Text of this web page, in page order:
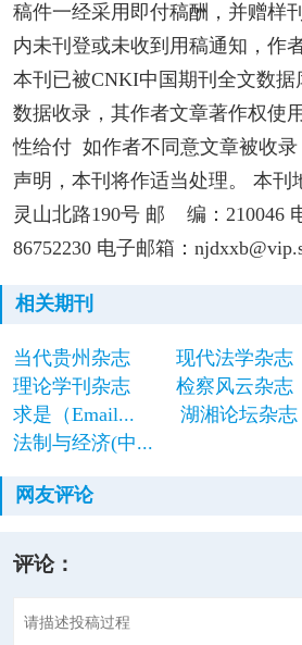
稿件一经采用即付稿酬，并赠样
内未刊登或未收到用稿通知，作
本刊已被CNKI中国期刊全文数
数据收录，其作者文章著作权使
性给付 如作者不同意文章被收录
声明，本刊将作适当处理。 本刊
灵山北路190号 邮 编：210046
86752230 电子邮箱：
相关期刊
当代贵州杂志
现代法学杂志
理论学刊杂志
检察风云杂志
求是（Email...
湖湘论坛杂志
法制与经济(中...
网友评论
评论：